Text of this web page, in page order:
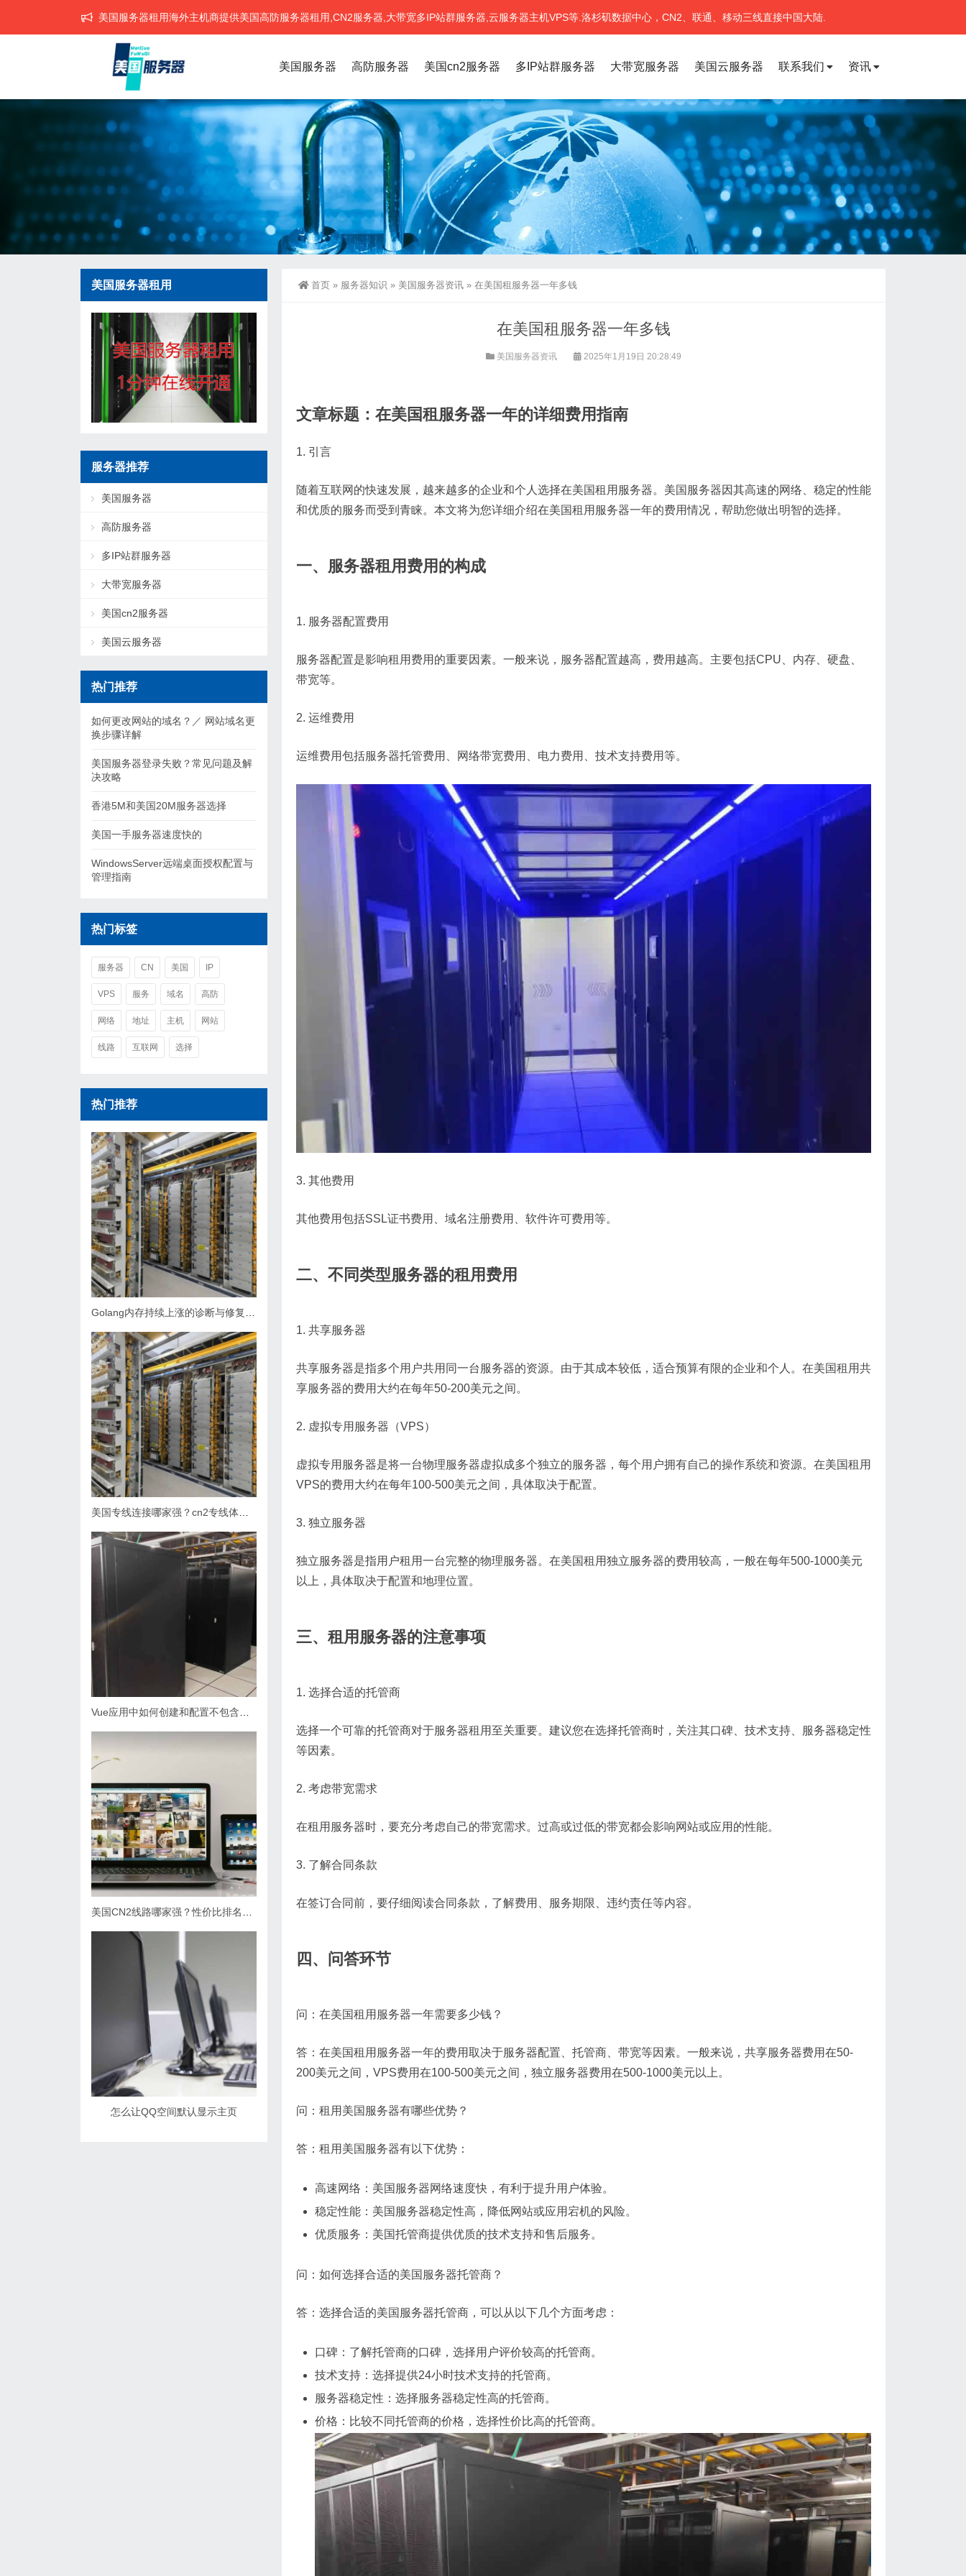
美国服务器租用海外主机商提供美国高防服务器租用,CN2服务器,大带宽多IP站群服务器,云服务器主机VPS等.洛杉矶数据中心，CN2、联通、移动三线直接中国大陆.
美国服务器 高防服务器 美国cn2服务器 多IP站群服务器 大带宽服务器 美国云服务器 联系我们 资讯
首页 » 服务器知识 » 美国服务器资讯 » 在美国租服务器一年多钱
在美国租服务器一年多钱
美国服务器资讯 2025年1月19日 20:28:49
文章标题：在美国租服务器一年的详细费用指南
1. 引言
随着互联网的快速发展，越来越多的企业和个人选择在美国租用服务器。美国服务器因其高速的网络、稳定的性能
和优质的服务而受到青睐。本文将为您详细介绍在美国租用服务器一年的费用情况，帮助您做出明智的选择。
一、服务器租用费用的构成
1. 服务器配置费用
服务器配置是影响租用费用的重要因素。一般来说，服务器配置越高，费用越高。主要包括CPU、内存、硬盘、
带宽等。
2. 运维费用
运维费用包括服务器托管费用、网络带宽费用、电力费用、技术支持费用等。
3. 其他费用
其他费用包括SSL证书费用、域名注册费用、软件许可费用等。
二、不同类型服务器的租用费用
1. 共享服务器
共享服务器是指多个用户共用同一台服务器的资源。由于其成本较低，适合预算有限的企业和个人。在美国租用共
享服务器的费用大约在每年50-200美元之间。
2. 虚拟专用服务器（VPS）
虚拟专用服务器是将一台物理服务器虚拟成多个独立的服务器，每个用户拥有自己的操作系统和资源。在美国租用
VPS的费用大约在每年100-500美元之间，具体取决于配置。
3. 独立服务器
独立服务器是指用户租用一台完整的物理服务器。在美国租用独立服务器的费用较高，一般在每年500-1000美元
以上，具体取决于配置和地理位置。
三、租用服务器的注意事项
1. 选择合适的托管商
选择一个可靠的托管商对于服务器租用至关重要。建议您在选择托管商时，关注其口碑、技术支持、服务器稳定性
等因素。
2. 考虑带宽需求
在租用服务器时，要充分考虑自己的带宽需求。过高或过低的带宽都会影响网站或应用的性能。
3. 了解合同条款
在签订合同前，要仔细阅读合同条款，了解费用、服务期限、违约责任等内容。
四、问答环节
问： 在美国租用服务器一年需要多少钱？
答：在美国租用服务器一年的费用取决于服务器配置、托管商、带宽等因素。一般来说，共享服务器费用在50-
200美元之间，VPS费用在100-500美元之间，独立服务器费用在500-1000美元以上。
问： 租用美国服务器有哪些优势？
答：租用美国服务器有以下优势：
高速网络：美国服务器网络速度快，有利于提升用户体验。
稳定性能：美国服务器稳定性高，降低网站或应用宕机的风险。
优质服务：美国托管商提供优质的技术支持和售后服务。
问： 如何选择合适的美国服务器托管商？
答：选择合适的美国服务器托管商，可以从以下几个方面考虑：
口碑：了解托管商的口碑，选择用户评价较高的托管商。
技术支持：选择提供24小时技术支持的托管商。
服务器稳定性：选择服务器稳定性高的托管商。
价格：比较不同托管商的价格，选择性价比高的托管商。
美国服务器租用
服务器推荐
美国服务器
高防服务器
多IP站群服务器
大带宽服务器
美国cn2服务器
美国云服务器
热门推荐
如何更改网站的域名？／ 网站域名更
换步骤详解
美国服务器登录失败？常见问题及解
决攻略
香港5M和美国20M服务器选择
美国一手服务器速度快的
WindowsServer远端桌面授权配置与
管理指南
热门标签
服务器 CN 美国 IP
VPS 服务 域名 高防
网络 地址 主机 网站
线路 互联网 选择
热门推荐
怎么让QQ空间默认显示主页